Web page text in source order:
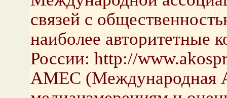
связей с
наиболее авторитетные
России: http://
AMEC (Международная